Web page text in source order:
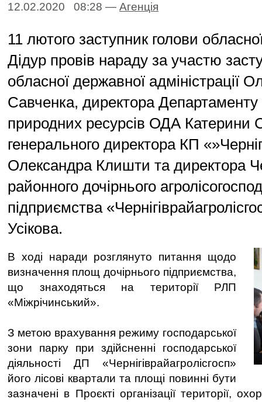
12.02.2020 08:28 — Агенцiя
11 лютого заступник голови
Дідур провів нараду за участю
обласної державної адміністрації
Савченка, директора Департаменту
природних ресурсів ОДА Катерини
генерального директора КП
Олександра Клишти та директора
районного дочірнього
підприємства
Усікова.
В ході наради розглянуто питання щодо
визначення площ дочірнього підприємства,
що знаходяться на території РЛП
«Міжрічинський».
З метою врахування режиму господарської
зони парку при здійсненні господарської
діяльності ДП «Чернігіврайагролісгосп»
його лісові квартали та площі повинні бути
зазначені в Проєкті організації території,